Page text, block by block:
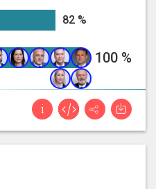
82.04225055329395%
82 %
100% 100 %